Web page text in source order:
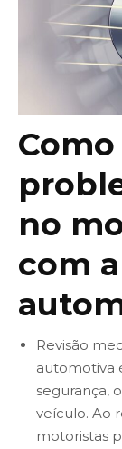
no
com
Revisão
automotiva
segurança,
veículo. Ao
motoristas